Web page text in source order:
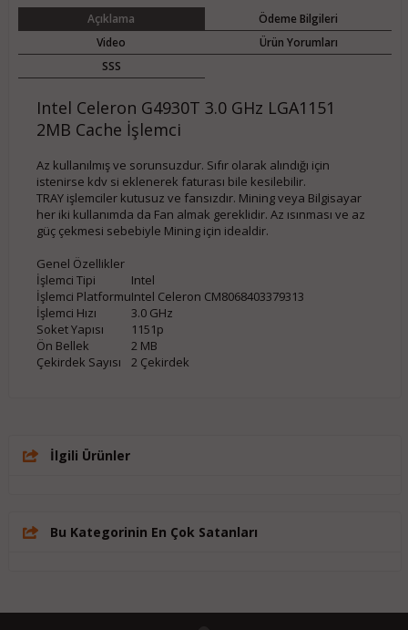
Açıklama
Ödeme Bilgileri
Video
Ürün Yorumları
SSS
Intel Celeron G4930T 3.0 GHz LGA1151
2MB Cache İşlemci
Az kullanılmış ve sorunsuzdur. Sıfır olarak alındığı için
istenirse kdv si eklenerek faturası bile kesilebilir.
TRAY işlemciler kutusuz ve fansızdır. Mining veya Bilgisayar
her iki kullanımda da Fan almak gereklidir. Az ısınması ve az
güç çekmesi sebebiyle Mining için idealdir.
Genel Özellikler
İşlemci Tipi
Intel
İşlemci PlatformuIntel Celeron CM8068403379313
İşlemci Hızı
3.0 GHz
Soket Yapısı
1151p
Ön Bellek
2 MB
Çekirdek Sayısı
2 Çekirdek
İlgili Ürünler
Bu Kategorinin En Çok Satanları